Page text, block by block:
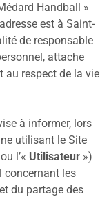
Handball »
est à Saint-
de responsable
attache
au respect de la vie
à informer, lors
utilisant le Site
l’« Utilisateur »)
concernant les
du partage des